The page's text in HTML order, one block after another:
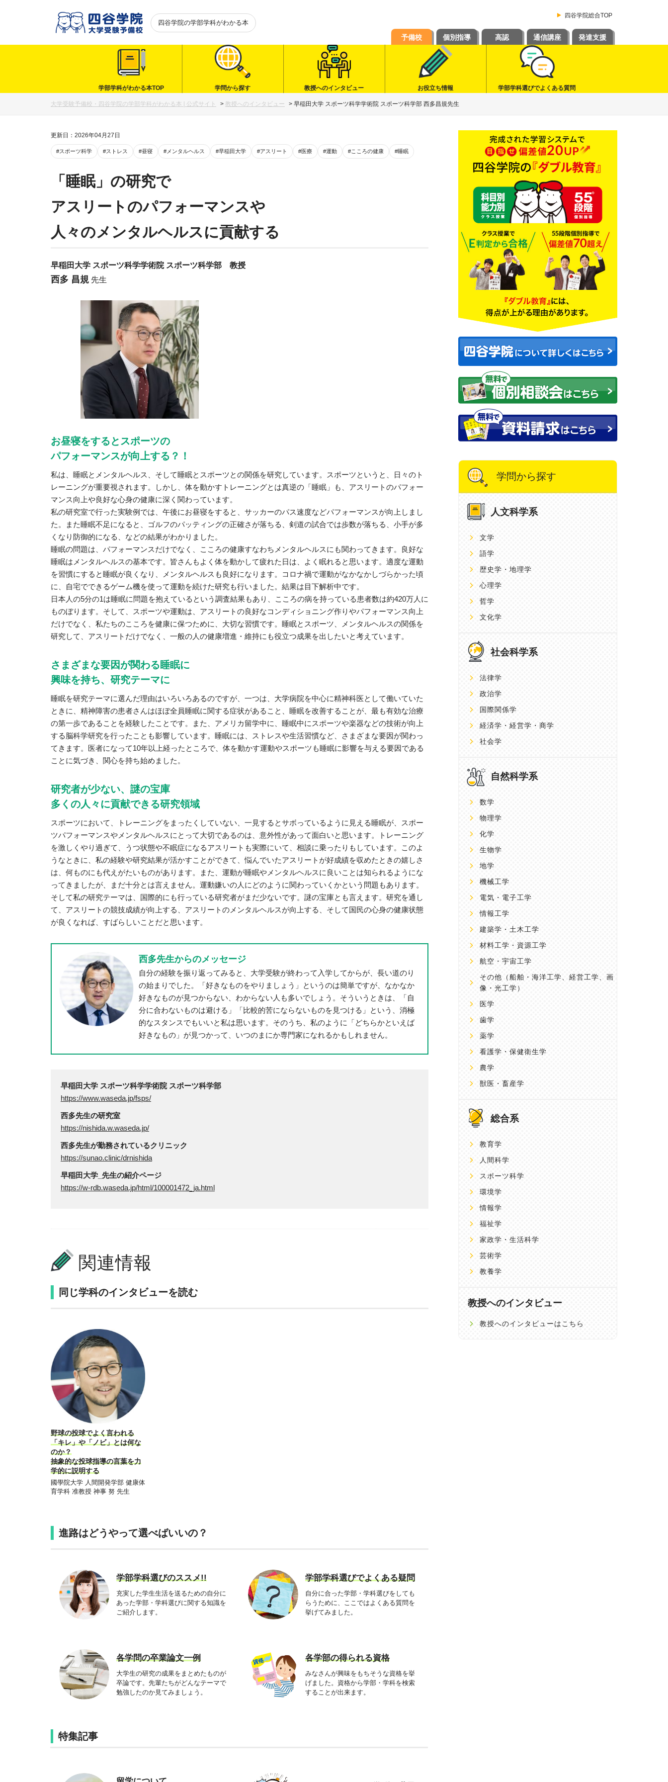
四谷学院の学部学科がわかる本
四谷学院総合TOP
予備校 個別指導 高認 通信講座 発達支援
学部学科がわかる本TOP 学問から探す 教授へのインタビュー お役立ち情報 学部学科選びでよくある質問
大学受験予備校・四谷学院の学部学科がわかる本 | 公式サイト > 教授へのインタビュー > 早稲田大学 スポーツ科学学術院 スポーツ科学部 西多昌規先生
更新日：2026年04月27日
#スポーツ科学 #ストレス #昼寝 #メンタルヘルス #早稲田大学 #アスリート #医療 #運動 #こころの健康 #睡眠
「睡眠」の研究で
アスリートのパフォーマンスや
人々のメンタルヘルスに貢献する
早稲田大学 スポーツ科学学術院 スポーツ科学部 教授
西多 昌規 先生
お昼寝をするとスポーツの
パフォーマンスが向上する？！
私は、睡眠とメンタルヘルス、そして睡眠とスポーツとの関係を研究しています。スポーツというと、日々のト
レーニングが重要視されます。しかし、体を動かすトレーニングとは真逆の「睡眠」も、アスリートのパフォー
マンス向上や良好な心身の健康に深く関わっています。
私の研究室で行った実験例では、午後にお昼寝をすると、サッカーのパス速度などパフォーマンスが向上しまし
た。また睡眠不足になると、ゴルフのパッティングの正確さが落ちる、剣道の試合では歩数が落ちる、小手が多
くなり防御的になる、などの結果がわかりました。
睡眠の問題は、パフォーマンスだけでなく、こころの健康すなわちメンタルヘルスにも関わってきます。良好な
睡眠はメンタルヘルスの基本です。皆さんもよく体を動かして疲れた日は、よく眠れると思います。適度な運動
を習慣にすると睡眠が良くなり、メンタルヘルスも良好になります。コロナ禍で運動がなかなかしづらかった頃
に、自宅でできるゲーム機を使って運動を続けた研究も行いました。結果は目下解析中です。
日本人の5分の1は睡眠に問題を抱えているという調査結果もあり、こころの病を持っている患者数は約420万人に
ものぼります。そして、スポーツや運動は、アスリートの良好なコンディショニング作りやパフォーマンス向上
だけでなく、私たちのこころを健康に保つために、大切な習慣です。睡眠とスポーツ、メンタルヘルスの関係を
研究して、アスリートだけでなく、一般の人の健康増進・維持にも役立つ成果を出したいと考えています。
さまざまな要因が関わる睡眠に
興味を持ち、研究テーマに
睡眠を研究テーマに選んだ理由はいろいろあるのですが、一つは、大学病院を中心に精神科医として働いていた
ときに、精神障害の患者さんはほぼ全員睡眠に関する症状があること、睡眠を改善することが、最も有効な治療
の第一歩であることを経験したことです。また、アメリカ留学中に、睡眠中にスポーツや楽器などの技術が向上
する脳科学研究を行ったことも影響しています。睡眠には、ストレスや生活習慣など、さまざまな要因が関わっ
てきます。医者になって10年以上経ったところで、体を動かす運動やスポーツも睡眠に影響を与える要因である
ことに気づき、関心を持ち始めました。
研究者が少ない、謎の宝庫
多くの人々に貢献できる研究領域
スポーツにおいて、トレーニングをまったくしていない、一見するとサボっているように見える睡眠が、スポー
ツパフォーマンスやメンタルヘルスにとって大切であるのは、意外性があって面白いと思います。トレーニング
を激しくやり過ぎて、うつ状態や不眠症になるアスリートも実際にいて、相談に乗ったりもしています。このよ
うなときに、私の経験や研究結果が活かすことができて、悩んでいたアスリートが好成績を収めたときの嬉しさ
は、何ものにも代えがたいものがあります。また、運動が睡眠やメンタルヘルスに良いことは知られるようにな
ってきましたが、まだ十分とは言えません。運動嫌いの人にどのように関わっていくかという問題もあります。
そして私の研究テーマは、国際的にも行っている研究者がまだ少ないです。謎の宝庫とも言えます。研究を通し
て、アスリートの競技成績が向上する、アスリートのメンタルヘルスが向上する、そして国民の心身の健康状態
が良くなれば、すばらしいことだと思います。
西多先生からのメッセージ
自分の経験を振り返ってみると、大学受験が終わって入学してからが、長い道のり
の始まりでした。「好きなものをやりましょう」というのは簡単ですが、なかなか
好きなものが見つからない、わからない人も多いでしょう。そういうときは、「自
分に合わないものは避ける」「比較的苦にならないものを見つける」という、消極
的なスタンスでもいいと私は思います。そのうち、私のように「どちらかといえば
好きなもの」が見つかって、いつのまにか専門家になれるかもしれません。
早稲田大学 スポーツ科学学術院 スポーツ科学部
https://www.waseda.jp/fsps/
西多先生の研究室
https://nishida.w.waseda.jp/
西多先生が勤務されているクリニック
https://sunao.clinic/drnishida
早稲田大学_先生の紹介ページ
https://w-rdb.waseda.jp/html/100001472_ja.html
関連情報
同じ学科のインタビューを読む
野球の投球でよく言われる
「キレ」や「ノビ」とは何な
のか？
抽象的な投球指導の言葉を力
学的に説明する
國學院大学 人間開発学部 健康体
育学科 准教授 神事 努 先生
進路はどうやって選べばいいの？
学部学科選びのススメ!!
充実した学生生活を送るための自分に
あった学部・学科選びに関する知識を
ご紹介します。
学部学科選びでよくある疑問
自分に合った学部・学科選びをしても
らうために、ここではよくある質問を
挙げてみました。
各学問の卒業論文一例
大学生の研究の成果をまとめたものが
卒論です。先輩たちがどんなテーマで
勉強したのか見てみましょう。
各学部の得られる資格
みなさんが興味をもちそうな資格を挙
げました。資格から学部・学科を検索
することが出来ます。
特集記事
学問から探す
人文科学系
文学
語学
歴史学・地理学
心理学
哲学
文化学
社会科学系
法律学
政治学
国際関係学
経済学・経営学・商学
社会学
自然科学系
数学
物理学
化学
生物学
地学
機械工学
電気・電子工学
情報工学
建築学・土木工学
材料工学・資源工学
航空・宇宙工学
その他 （船舶・海洋工学、経営工学、画
像・光工学）
医学
歯学
薬学
看護学・保健衛生学
農学
獣医・畜産学
総合系
教育学
人間科学
スポーツ科学
環境学
情報学
福祉学
家政学・生活科学
芸術学
教養学
教授へのインタビュー
教授へのインタビューはこちら